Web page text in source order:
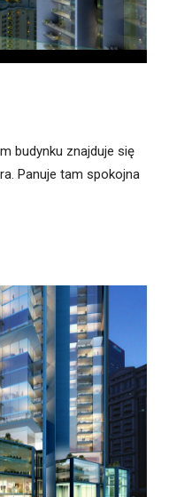
budynku znajduje się
Panuje tam spokojna